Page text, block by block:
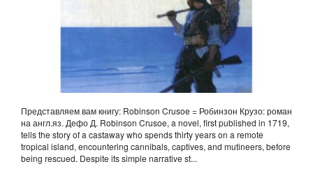
Представляем вам книгу: Robinson Crusoe = Робинзон Крузо: роман
на англ.яз. Дефо Д. Robinson Crusoe, a novel, first published in 1719,
tells the story of a castaway who spends thirty years on a remote
tropical island, encountering cannibals, captives, and mutineers, before
being rescued. Despite its simple narrative st...